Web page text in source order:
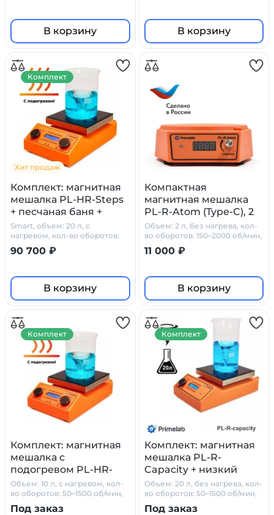
В корзину В корзину
Хит продаж
Комплект: магнитная
мешалка PL-HR-Steps
+ песчаная баня +
PT1000 + штатив
Primelab, рабочий
объем 20 л
Smart, объем: 20 л, с
нагревом, кол-во оборотов:
50-1500 об/мин
90 700 ₽
В корзину
Комплект
Компактная
магнитная мешалка
PL-R-Atom (Type-C), 2
л.
Объем: 2 л, без нагрева, кол-
во оборотов: 150–2000 об/мин,
Type-C
11 000 ₽
В корзину
Комплект: магнитная
мешалка с
подогревом PL-HR-
Basic + низкий стакан
+ датчик PT1000 +
штатив Primelab
Объем: 10 л, с нагревом, кол-
во оборотов: 50–1500 об/мин,
стеклокерамика
Под заказ
Комплект
Комплект: магнитная
мешалка PL-R-
Capacity + низкий
стакан + датчик
PT1000 + штатив
Primelab
Объем: 20 л, без нагрева, кол-
во оборотов: 50–1500 об/мин,
стеклокерамика
Под заказ
Комплект